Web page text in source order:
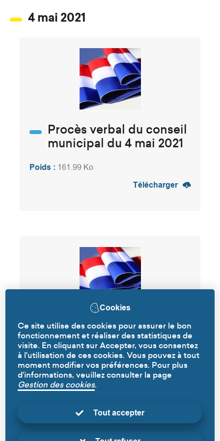
Cookies
Ce site utilise des cookies pour assurer le bon
fonctionnement et réaliser des statistiques de
visite. En cliquant sur Accepter, vous consentez
à l'utilisation de ces cookies. Vous pouvez à tout
moment modifier vos préférences. Pour plus
d'informations, veuillez consulter la page
Gestion des cookies.
Tout accepter
4 mai 2021
Procès verbal du conseil
municipal du 4 mai 2021
Poids : 161.99 Ko
Télécharger
Ordre du jour du Conseil
municipal du 04.05.2021
Poids :41.73 Ko